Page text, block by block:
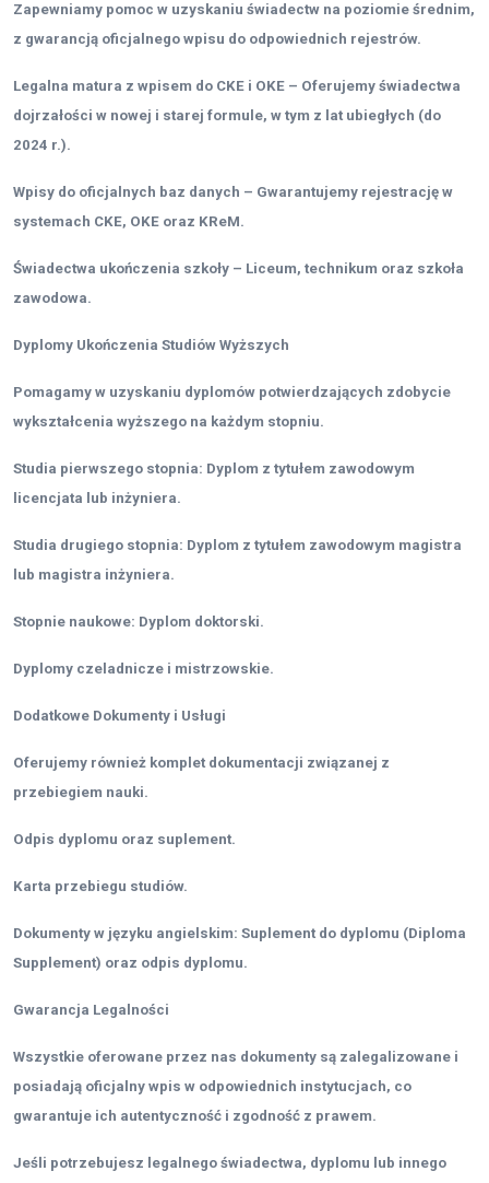
Zapewniamy pomoc w uzyskaniu świadectw na poziomie średnim,
z gwarancją oficjalnego wpisu do odpowiednich rejestrów.
Legalna matura z wpisem do CKE i OKE – Oferujemy świadectwa
dojrzałości w nowej i starej formule, w tym z lat ubiegłych (do
2024 r.).
Wpisy do oficjalnych baz danych – Gwarantujemy rejestrację w
systemach CKE, OKE oraz KReM.
Świadectwa ukończenia szkoły – Liceum, technikum oraz szkoła
zawodowa.
Dyplomy Ukończenia Studiów Wyższych
Pomagamy w uzyskaniu dyplomów potwierdzających zdobycie
wykształcenia wyższego na każdym stopniu.
Studia pierwszego stopnia: Dyplom z tytułem zawodowym
licencjata lub inżyniera.
Studia drugiego stopnia: Dyplom z tytułem zawodowym magistra
lub magistra inżyniera.
Stopnie naukowe: Dyplom doktorski.
Dyplomy czeladnicze i mistrzowskie.
Dodatkowe Dokumenty i Usługi
Oferujemy również komplet dokumentacji związanej z
przebiegiem nauki.
Odpis dyplomu oraz suplement.
Karta przebiegu studiów.
Dokumenty w języku angielskim: Suplement do dyplomu (Diploma
Supplement) oraz odpis dyplomu.
Gwarancja Legalności
Wszystkie oferowane przez nas dokumenty są zalegalizowane i
posiadają oficjalny wpis w odpowiednich instytucjach, co
gwarantuje ich autentyczność i zgodność z prawem.
Jeśli potrzebujesz legalnego świadectwa, dyplomu lub innego